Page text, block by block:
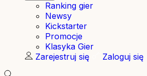
Ranking gier
Newsy
Kickstarter
Promocje
Klasyka Gier
Zarejestruj się
Zaloguj się